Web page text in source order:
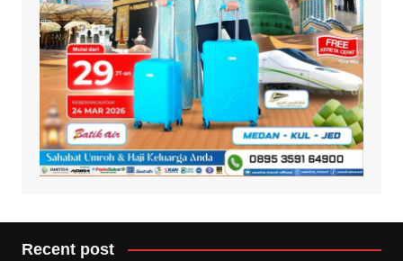
Recent post